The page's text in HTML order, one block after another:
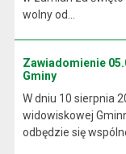
wolny od...
Zawiadomienie
Gminy
W dniu 10 sierpnia
widowiskowej
odbędzie się